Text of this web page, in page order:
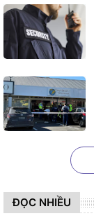
ĐỌC NHIỀU